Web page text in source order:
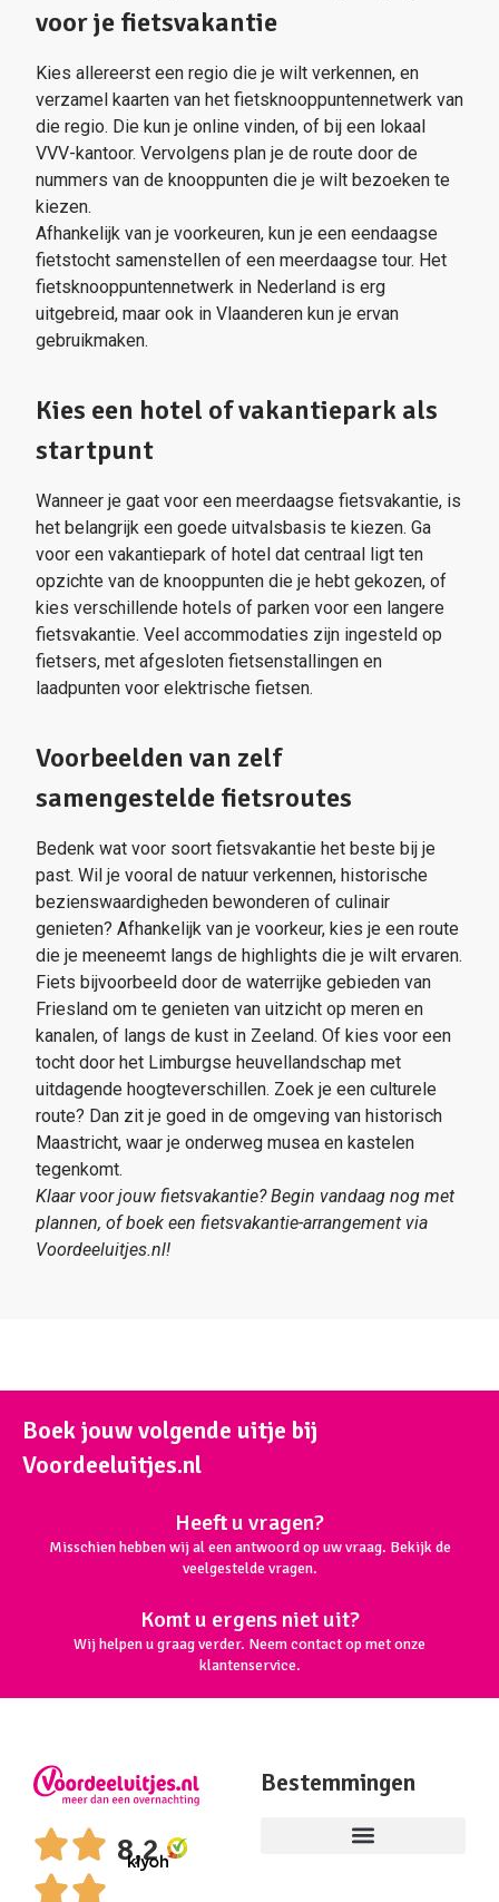
voor je fietsvakantie
Kies allereerst een regio die je wilt verkennen, en
verzamel kaarten van het fietsknooppuntennetwerk van
die regio. Die kun je online vinden, of bij een lokaal
VVV-kantoor. Vervolgens plan je de route door de
nummers van de knooppunten die je wilt bezoeken te
kiezen.
Afhankelijk van je voorkeuren, kun je een eendaagse
fietstocht samenstellen of een meerdaagse tour. Het
fietsknooppuntennetwerk in Nederland is erg
uitgebreid, maar ook in Vlaanderen kun je ervan
gebruikmaken.
Kies een hotel of vakantiepark als
startpunt
Wanneer je gaat voor een meerdaagse fietsvakantie, is
het belangrijk een goede uitvalsbasis te kiezen. Ga
voor een vakantiepark of hotel dat centraal ligt ten
opzichte van de knooppunten die je hebt gekozen, of
kies verschillende hotels of parken voor een langere
fietsvakantie. Veel accommodaties zijn ingesteld op
fietsers, met afgesloten fietsenstallingen en
laadpunten voor elektrische fietsen.
Voorbeelden van zelf
samengestelde fietsroutes
Bedenk wat voor soort fietsvakantie het beste bij je
past. Wil je vooral de natuur verkennen, historische
bezienswaardigheden bewonderen of culinair
genieten? Afhankelijk van je voorkeur, kies je een route
die je meeneemt langs de highlights die je wilt ervaren.
Fiets bijvoorbeeld door de waterrijke gebieden van
Friesland om te genieten van uitzicht op meren en
kanalen, of langs de kust in Zeeland. Of kies voor een
tocht door het Limburgse heuvellandschap met
uitdagende hoogteverschillen. Zoek je een culturele
route? Dan zit je goed in de omgeving van historisch
Maastricht, waar je onderweg musea en kastelen
tegenkomt.
Klaar voor jouw fietsvakantie? Begin vandaag nog met
plannen, of boek een fietsvakantie-arrangement via
Voordeeluitjes.nl!
Boek jouw volgende uitje bij
Voordeeluitjes.nl
Heeft u vragen?
Misschien hebben wij al een antwoord op uw vraag. Bekijk de
veelgestelde vragen.
Komt u ergens niet uit?
Wij helpen u graag verder. Neem contact op met onze
klantenservice.
8,2
Bestemmingen